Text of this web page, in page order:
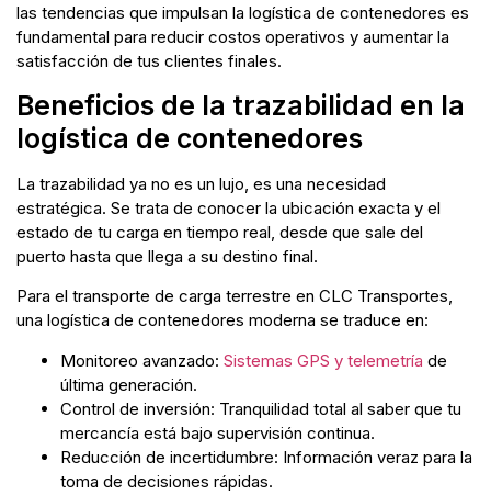
las tendencias que impulsan la logística de contenedores es
fundamental para reducir costos operativos y aumentar la
satisfacción de tus clientes finales.
Beneficios de la trazabilidad en la
logística de contenedores
La trazabilidad ya no es un lujo, es una necesidad
estratégica. Se trata de conocer la ubicación exacta y el
estado de tu carga en tiempo real, desde que sale del
puerto hasta que llega a su destino final.
Para el transporte de carga terrestre en CLC Transportes,
una logística de contenedores moderna se traduce en:
Monitoreo avanzado: Sistemas GPS y telemetría de
última generación.
Control de inversión: Tranquilidad total al saber que tu
mercancía está bajo supervisión continua.
Reducción de incertidumbre: Información veraz para la
toma de decisiones rápidas.